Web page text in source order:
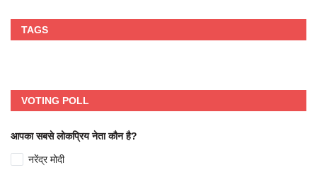
TAGS
VOTING POLL
आपका सबसे लोकप्रिय नेता कौन है?
नरेंद्र मोदी